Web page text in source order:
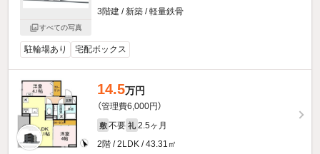
すべての写真
3階建 / 新築 / 軽量鉄骨
駐輪場あり 宅配ボックス
14.5万円
（管理費6,000円）
敷 不要 礼 2.5ヶ月
2階 / 2LDK / 43.31㎡